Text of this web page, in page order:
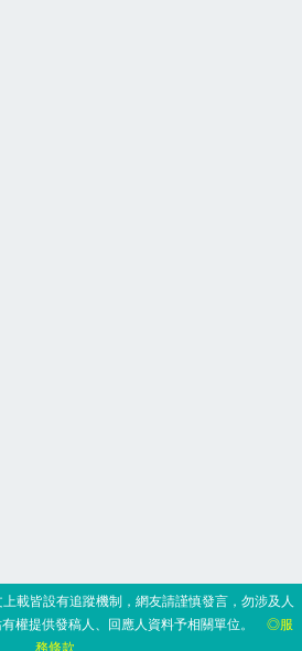
載皆設有追蹤機制，網友請謹慎發言，勿涉及人
權提供發稿人、回應人資料予相關單位。 ◎服
務條款